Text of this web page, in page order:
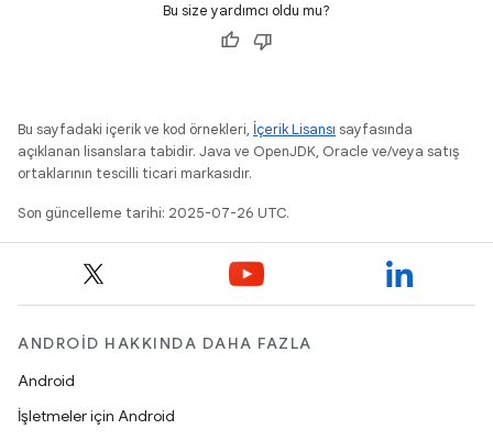
Bu size yardımcı oldu mu?
Bu sayfadaki içerik ve kod örnekleri, İçerik Lisansı sayfasında
açıklanan lisanslara tabidir. Java ve OpenJDK, Oracle ve/veya satış
ortaklarının tescilli ticari markasıdır.
Son güncelleme tarihi: 2025-07-26 UTC.
ANDROID HAKKINDA DAHA FAZLA
Android
İşletmeler için Android